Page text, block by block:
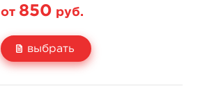
от 850 руб.
выбрать